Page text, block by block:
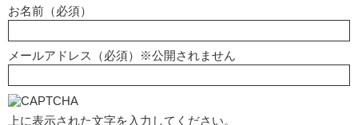
お名前（必須）
メールアドレス（必須）※公開されません
上に表示された文字を入力してください。